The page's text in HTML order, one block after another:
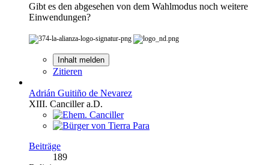
Gibt es den abgesehen von dem Wahlmodus noch weitere
Einwendungen?
Inhalt melden
Zitieren
Adrián Guitiño de Nevarez
XIII. Canciller a.D.
Beiträge
189